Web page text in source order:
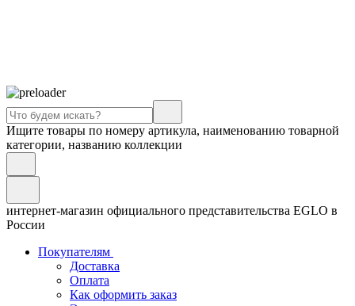
Ищите товары по номеру артикула, наименованию товарной
категории, названию коллекции
интернет-магазин официального представительства EGLO в
России
Покупателям
Доставка
Оплата
Как оформить заказ